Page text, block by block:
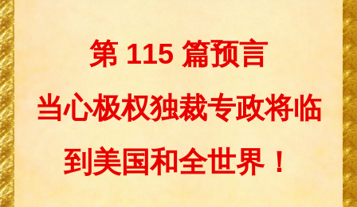
第 115 篇预言
当心极权独裁专政将临
到美国和全世界！